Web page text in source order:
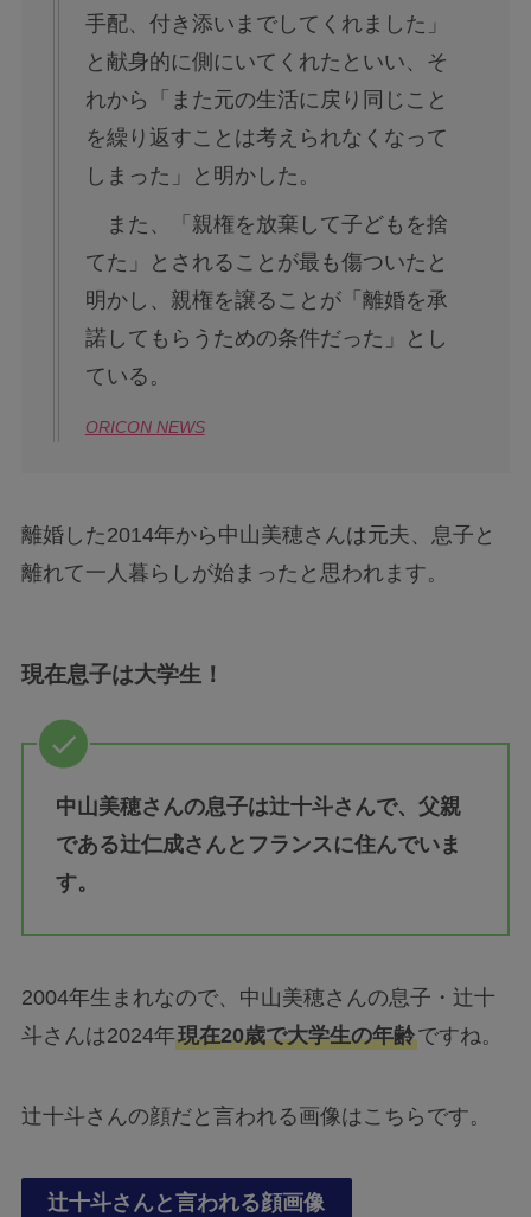
手配、付き添いまでしてくれました」
と献身的に側にいてくれたといい、そ
れから「また元の生活に戻り同じこと
を繰り返すことは考えられなくなって
しまった」と明かした。
また、「親権を放棄して子どもを捨
てた」とされることが最も傷ついたと
明かし、親権を譲ることが「離婚を承
諾してもらうための条件だった」とし
ている。
ORICON NEWS
離婚した2014年から中山美穂さんは元夫、息子と
離れて一人暮らしが始まったと思われます。
現在息子は大学生！
中山美穂さんの息子は辻十斗さんで、父親
である辻仁成さんとフランスに住んでいま
す。
2004年生まれなので、中山美穂さんの息子・辻十
斗さんは2024年現在20歳で大学生の年齢ですね。
辻十斗さんの顔だと言われる画像はこちらです。
辻十斗さんと言われる顔画像